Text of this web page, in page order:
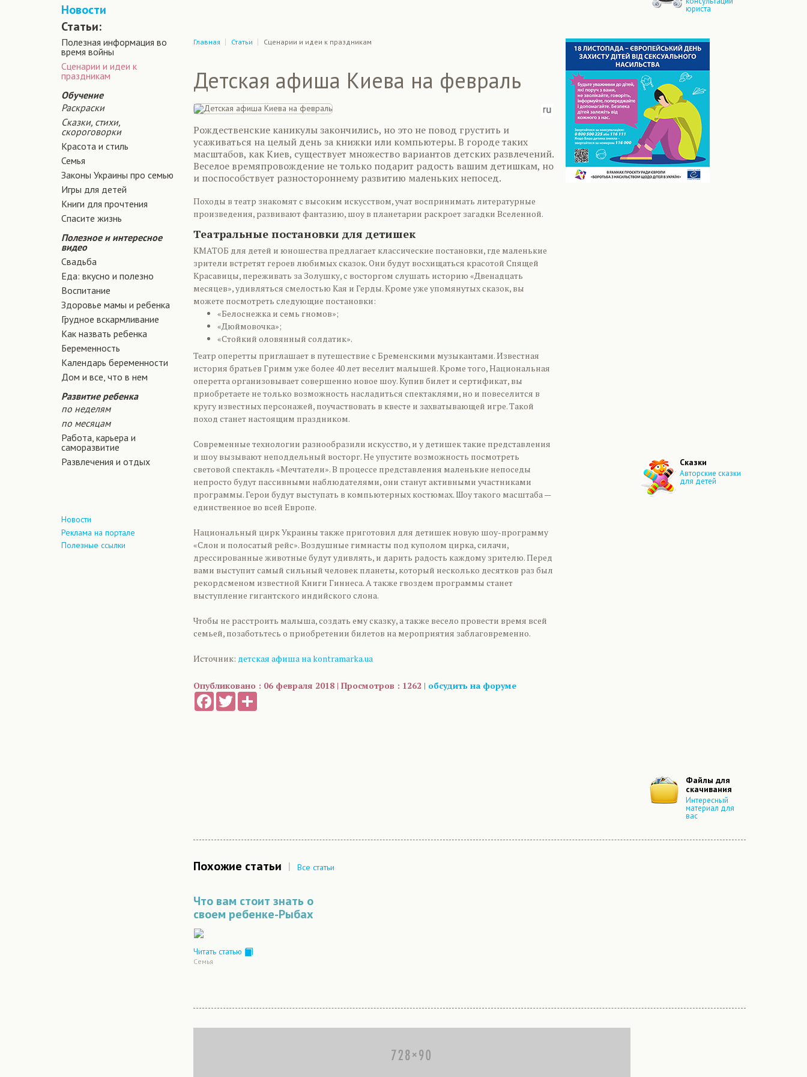
Новости
Статьи:
Полезная информация во
время войны
Сценарии и идеи к
праздникам
Обучение
Раскраски
Сказки, стихи,
скороговорки
Красота и стиль
Семья
Законы Украины про семью
Игры для детей
Книги для прочтения
Спасите жизнь
Полезное и интересное
видео
Свадьба
Еда: вкусно и полезно
Воспитание
Здоровье мамы и ребенка
Грудное вскармливание
Как назвать ребенка
Беременность
Календарь беременности
Дом и все, что в нем
Развитие ребенка
по неделям
по месяцам
Работа, карьера и
саморазвитие
Развлечения и отдых
Новости
Реклама на портале
Полезные ссылки
юриста
Главная Статьи Сценарии и идеи к праздникам
Детская афиша Киева на февраль
Рождественские каникулы закончились, но это не повод грустить и
усаживаться на целый день за книжки или компьютеры. В городе таких
масштабов, как Киев, существует множество вариантов детских развлечений.
Веселое времяпровождение не только подарит радость вашим детишкам, но
и поспособствует разностороннему развитию маленьких непосед.
Походы в театр знакомят с высоким искусством, учат воспринимать литературные
произведения, развивают фантазию, шоу в планетарии раскроет загадки Вселенной.
Театральные постановки для детишек
КМАТОБ для детей и юношества предлагает классические постановки, где маленькие
зрители встретят героев любимых сказок. Они будут восхищаться красотой Спящей
Красавицы, переживать за Золушку, с восторгом слушать историю «Двенадцать
месяцев», удивляться смелостью Кая и Герды. Кроме уже упомянутых сказок, вы
можете посмотреть следующие постановки:
«Белоснежка и семь гномов»;
«Дюймовочка»;
«Стойкий оловянный солдатик».
Театр оперетты приглашает в путешествие с Бременскими музыкантами. Известная
история братьев Гримм уже более 40 лет веселит малышей. Кроме того, Национальная
оперетта организовывает совершенно новое шоу. Купив билет и сертификат, вы
приобретаете не только возможность насладиться спектаклями, но и повеселится в
кругу известных персонажей, поучаствовать в квесте и захватывающей игре. Такой
поход станет настоящим праздником.
Современные технологии разнообразили искусство, и у детишек такие представления
и шоу вызывают неподдельный восторг. Не упустите возможность посмотреть
световой спектакль «Мечтатели». В процессе представления маленькие непоседы
непросто будут пассивными наблюдателями, они станут активными участниками
программы. Герои будут выступать в компьютерных костюмах. Шоу такого масштаба —
единственное во всей Европе.
Национальный цирк Украины также приготовил для детишек новую шоу-программу
«Слон и полосатый рейс». Воздушные гимнасты под куполом цирка, силачи,
дрессированные животные будут удивлять, и дарить радость каждому зрителю. Перед
вами выступит самый сильный человек планеты, который несколько десятков раз был
рекордсменом известной Книги Гиннеса. А также гвоздем программы станет
выступление гигантского индийского слона.
Чтобы не расстроить малыша, создать ему сказку, а также весело провести время всей
семьей, позаботьтесь о приобретении билетов на мероприятия заблаговременно.
Источник: детская афиша на kontramarka.ua
Опубликовано : 06 февраля 2018 | Просмотров : 1262 | обсудить на форуме
FacebookTwitter
Сказки
Авторские сказки
для детей
Файлы для
скачивания
Интересный
материал для
вас
Похожие статьи | Все статьи
Что вам стоит знать о
своем ребенке-Рыбах
Читать статью
Семья